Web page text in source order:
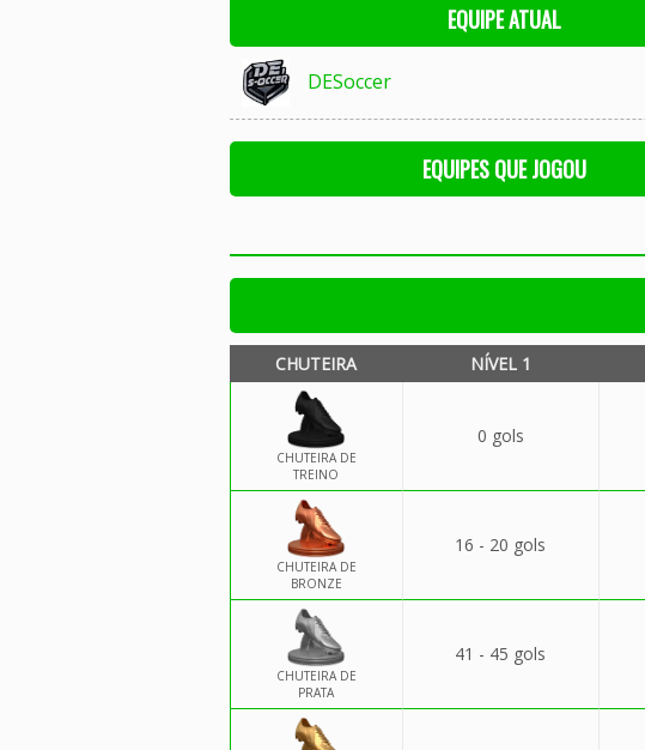
EQUIPE ATUAL
DESoccer
EQUIPES QUE JOGOU
CHUTEIRA NÍVEL 1
CHUTEIRA DE
TREINO
0 gols
CHUTEIRA DE
BRONZE
16 - 20 gols
CHUTEIRA DE
PRATA
41 - 45 gols